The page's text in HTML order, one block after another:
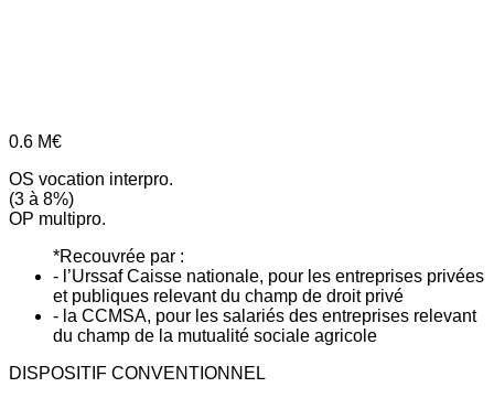
0.6 M€
OS vocation interpro.
(3 à 8%)
OP multipro.
*Recouvrée par :
- l’Urssaf Caisse nationale, pour les entreprises privées
et publiques relevant du champ de droit privé
- la CCMSA, pour les salariés des entreprises relevant
du champ de la mutualité sociale agricole
DISPOSITIF CONVENTIONNEL